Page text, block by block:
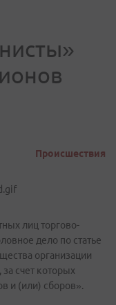
Происшествия
лиц торгово-
дело по статье
организации
счет которых
и (или) сборов».